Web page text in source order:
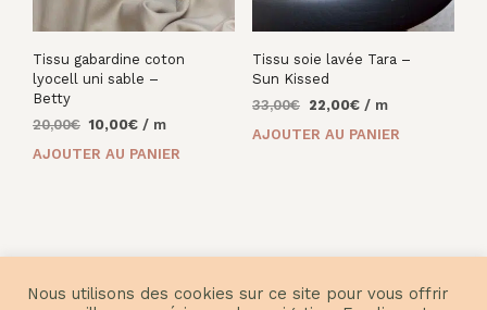
Tissu gabardine coton
lyocell uni sable –
Betty
20,00€ Le
10,00€Le/ m
AJOUTER AU PANIER
Tissu soie lavée Tara –
Sun Kissed
33,00€
Le
22,00€Le/ m
AJOUTER AU PANIER
Nous utilisons des cookies sur ce site pour vous offrir